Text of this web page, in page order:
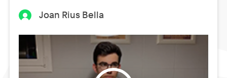
Joan Rius Bella